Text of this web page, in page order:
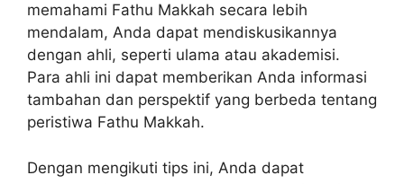
memahami Fathu Makkah secara lebih
mendalam, Anda dapat mendiskusikannya
dengan ahli, seperti ulama atau akademisi.
Para ahli ini dapat memberikan Anda informasi
tambahan dan perspektif yang berbeda tentang
peristiwa Fathu Makkah.
Dengan mengikuti tips ini, Anda dapat